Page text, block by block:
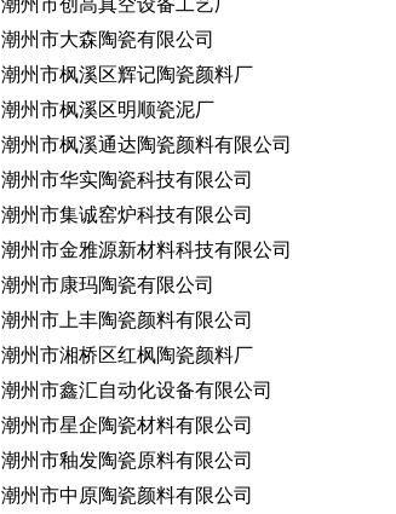
潮州市创高真空设备工艺厂
潮州市大森陶瓷有限公司
潮州市枫溪区辉记陶瓷颜料厂
潮州市枫溪区明顺瓷泥厂
潮州市枫溪通达陶瓷颜料有限公司
潮州市华实陶瓷科技有限公司
潮州市集诚窑炉科技有限公司
潮州市金雅源新材料科技有限公司
潮州市康玛陶瓷有限公司
潮州市上丰陶瓷颜料有限公司
潮州市湘桥区红枫陶瓷颜料厂
潮州市鑫汇自动化设备有限公司
潮州市星企陶瓷材料有限公司
潮州市釉发陶瓷原料有限公司
潮州市中原陶瓷颜料有限公司